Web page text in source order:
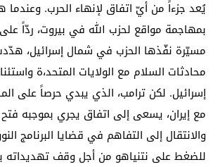
يُعد جزءاً من أيّ اتفاق لإنهاء الحرب. وعندما
بمهاجمة مواقع لحزب الله في بيروت، ردّاً
مسيّرة نفّذها الحزب في شمال إسرائيل،
محادثات السلام مع الولايات المتحد،ة
إسرائيل. لكن ترامب، الذي يبدي حرصاً على
مع إيران، يسعى إلى اتفاق يجري بموجبه
والانتقال إلى التفاهم في قضايا البرنامج
للضغط على نتنياهو من أجل وقف